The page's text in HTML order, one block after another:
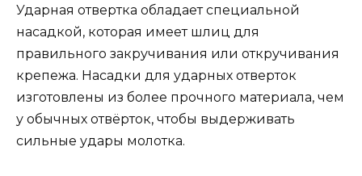
Ударная отвертка обладает специальной
насадкой, которая имеет шлиц для
правильного закручивания или откручивания
крепежа. Насадки для ударных отверток
изготовлены из более прочного материала, чем
у обычных отвёрток, чтобы выдерживать
сильные удары молотка.